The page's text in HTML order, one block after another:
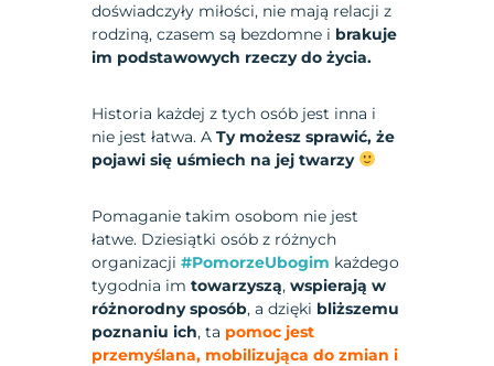
doświadczyły miłości, nie mają relacji z
rodziną, czasem są bezdomne i brakuje
im podstawowych rzeczy do życia.
Historia każdej z tych osób jest inna i
nie jest łatwa. ATy możesz sprawić, że
pojawi się uśmiech na jej twarzy
Pomaganie takim osobom nie jest
łatwe. Dziesiątki osób z różnych
organizacji#PomorzeUbogim każdego
tygodnia imtowarzyszą,wspierają w
różnorodny sposób, a dzięki bliższemu
poznaniu ich, ta pomoc jest
przemyślana, mobilizująca do zmian i